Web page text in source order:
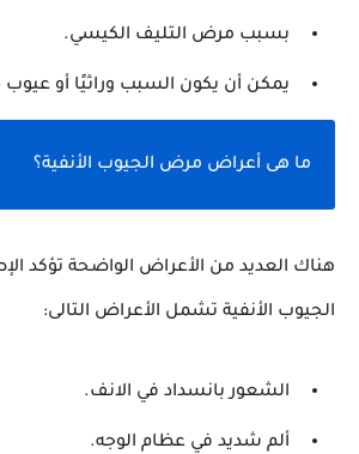
بسبب مرض التليف الكيسي.
يمكن أن يكون السبب وراثيًا أو عيوب
ما هى أعراض مرض الجيوب الأنفية؟
هناك العديد من الأعراض الواضحة تؤكد
الجيوب الأنفية تشمل الأعراض التالى:
الشعور بانسداد في الانف.
ألم شديد في عظام الوجه.